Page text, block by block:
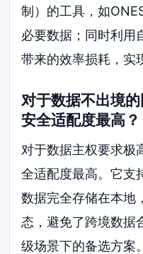
制）的工具，如
必要数据；同时利用
带来的效率损耗，实
对于数据不出境
安全适配度最高？
对于数据主权要求极
全适配度最高。它支
数据完全存储在本地
态，避免了跨境数据
级场景下的备选方案。